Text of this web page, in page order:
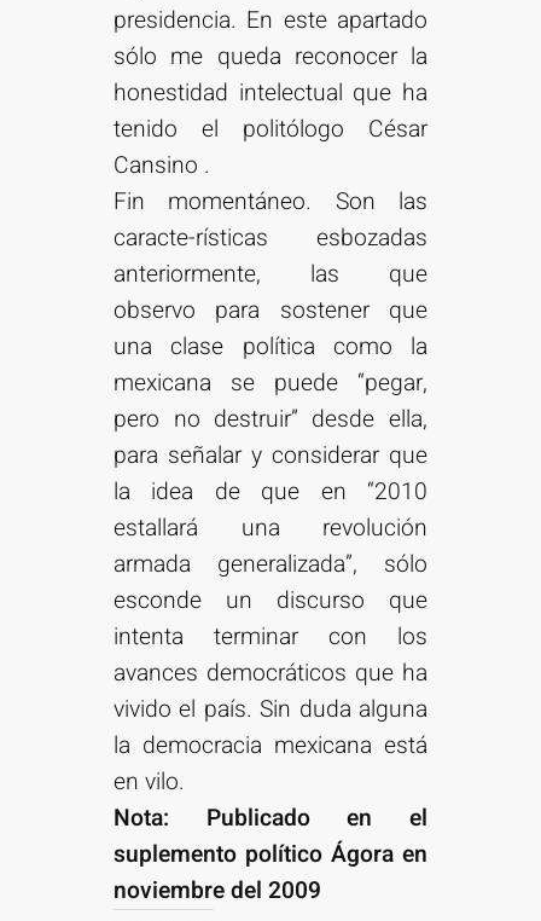
presidencia. En este apartado
sólo me queda reconocer la
honestidad intelectual que ha
tenido el politólogo César
Cansino .
Fin momentáneo. Son las
caracte-rísticas esbozadas
anteriormente, las que
observo para sostener que
una clase política como la
mexicana se puede “pegar,
pero no destruir” desde ella,
para señalar y considerar que
la idea de que en “2010
estallará una revolución
armada generalizada”, sólo
esconde un discurso que
intenta terminar con los
avances democráticos que ha
vivido el país. Sin duda alguna
la democracia mexicana está
en vilo.
Nota: Publicado en el
suplemento político Ágora en
noviembre del 2009